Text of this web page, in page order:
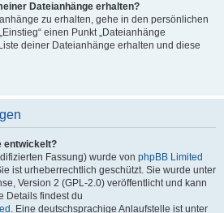
Dateianhänge erhalten?
zu erhalten, gehe in den persönlichen
einen Punkt „Dateianhänge
deiner Dateianhänge erhalten und diese
entwickelt?
Fassung) wurde von phpBB Limited
ist urheberrechtlich geschützt. Sie wurde unter
Version 2 (GPL-2.0) veröffentlicht und kann
Details findest du
. Eine deutschsprachige Anlaufstelle ist unter